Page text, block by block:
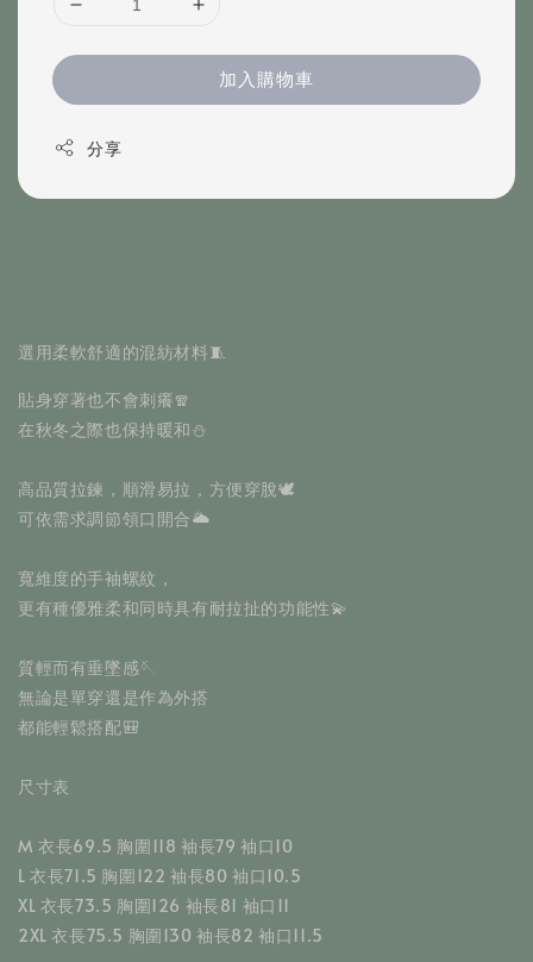
加入購物車
分享
選用柔軟舒適的混紡材料🧵
貼身穿著也不會刺癢🧣
在秋冬之際也保持暖和⛄️
﻿高品質拉鍊，順滑易拉，方便穿脫🕊️
可依需求調節領口開合🌥️
寬維度的手袖螺紋，
更有種優雅柔和同時具有耐拉扯的功能性💫
質輕而有垂墜感🪡
﻿無論是單穿還是作為外搭
都能輕鬆搭配🎒
尺寸表
M 衣長69.5 胸圍118 袖長79 袖口10
L 衣長71.5 胸圍122 袖長80 袖口10.5
XL 衣長73.5 胸圍126 袖長81 袖口11
2XL 衣長75.5 胸圍130 袖長82 袖口11.5